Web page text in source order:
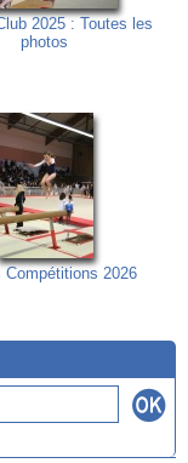
2025 : Toutes les
photos
Compétitions 2026